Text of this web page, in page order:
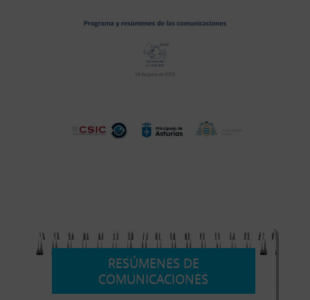
RESÚMENES DE
COMUNICACIONES